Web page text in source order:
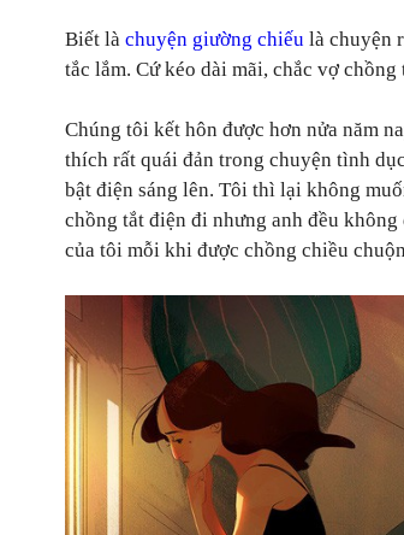
Biết là chuyện giường chiếu là chuyện
tắc lắm. Cứ kéo dài mãi, chắc vợ
Chúng tôi kết hôn được hơn nửa năm
thích rất quái đản trong chuyện tình
bật điện sáng lên. Tôi thì lại không
chồng tắt điện đi nhưng anh đều
của tôi mỗi khi được chồng chiều